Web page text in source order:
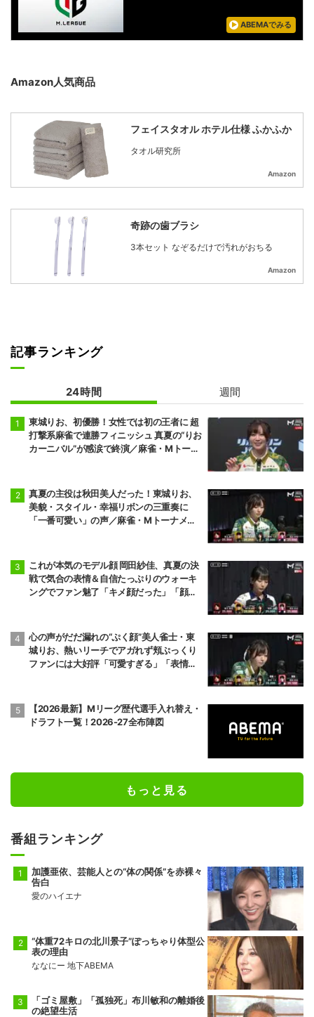
ABEMAでみる
Amazon人気商品
フェイスタオル ホテル仕様 ふかふか
タオル研究所
Amazon
奇跡の歯ブラシ
3本セット なぞるだけで汚れがおちる
Amazon
記事ランキング
24時間 週間
東城りお、初優勝！女性では初の王者に 超
打撃系麻雀で連勝フィニッシュ 真夏の“りお
カーニバル”が感涙で終演／麻雀・Mトーナ
真夏の主役は秋田美人だった！東城りお、
美貌・スタイル・幸福リボンの三重奏に
「一番可愛い」の声／麻雀・Mトーナメン
これが本気のモデル顔 岡田紗佳、真夏の決
戦で気合の表情＆自信たっぷりのウォーキ
ングでファン魅了「キメ顔だった」「顔小
心の声がだだ漏れの“ぷく顔”美人雀士・東
城りお、熱いリーチでアガれず頬ぷっくり
ファンには大好評「可愛すぎる」「表情管
【2026最新】Mリーグ歴代選手入れ替え・
ドラフト一覧！2026-27全布陣図
もっと見る
番組ランキング
加護亜依、芸能人との“体の関係”を赤裸々
告白
愛のハイエナ
“体重72キロの北川景子”ぽっちゃり体型公
表の理由
ななにー 地下ABEMA
「ゴミ屋敷」「孤独死」布川敏和の離婚後
の絶望生活